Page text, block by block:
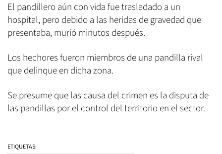
El pandillero aún con vida fue trasladado a un
hospital, pero debido a las heridas de gravedad que
presentaba, murió minutos después.
Los hechores fueron miembros de una pandilla rival
que delinque en dicha zona.
Se presume que las causa del crimen es la disputa de
las pandillas por el control del territorio en el sector.
ETIQUETAS: